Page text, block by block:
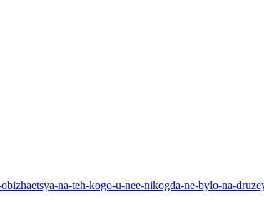
na-teh-kogo-u-nee-nikogda-ne-bylo-na-